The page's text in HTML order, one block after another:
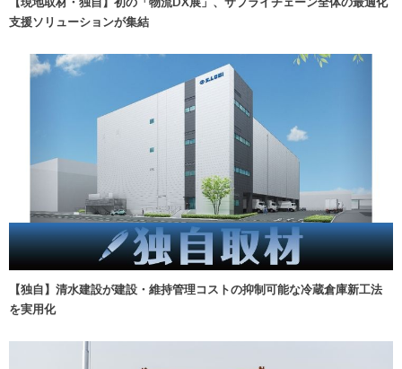
支援ソリューションが集結
【独自】清水建設が建設・維持管理コストの抑制可能な冷蔵倉庫新工法
を実用化